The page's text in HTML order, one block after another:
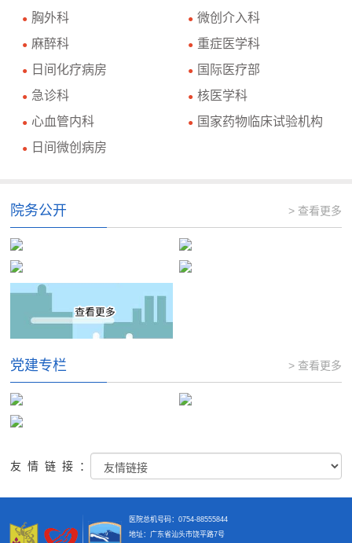
● 胸外科 ● 微创介入科
● 麻醉科 ● 重症医学科
● 日间化疗病房 ● 国际医疗部
● 急诊科 ● 核医学科
● 心血管内科 ● 国家药物临床试验机构
● 日间微创病房
院务公开 > 查看更多
党建专栏 > 查看更多
友情链接：
医院总机号码：0754-88555844
地址：广东省汕头市饶平路7号